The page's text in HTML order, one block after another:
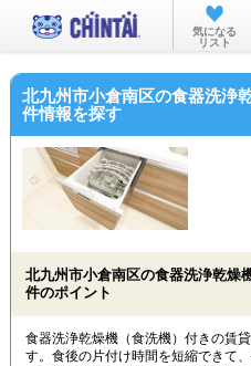
お部屋
気になる
リスト
北九州市小倉南区の食器洗浄
件情報を探す
北九州市小倉南区の食器洗浄乾燥
件のポイント
食器洗浄乾燥機（食洗機）付きの賃
す。食後の片付け時間を短縮できて